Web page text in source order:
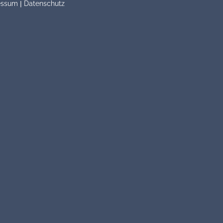
| Datenschutz